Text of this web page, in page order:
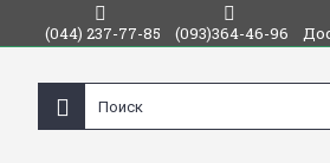
(044) 237-77-85 (093)364-46-96